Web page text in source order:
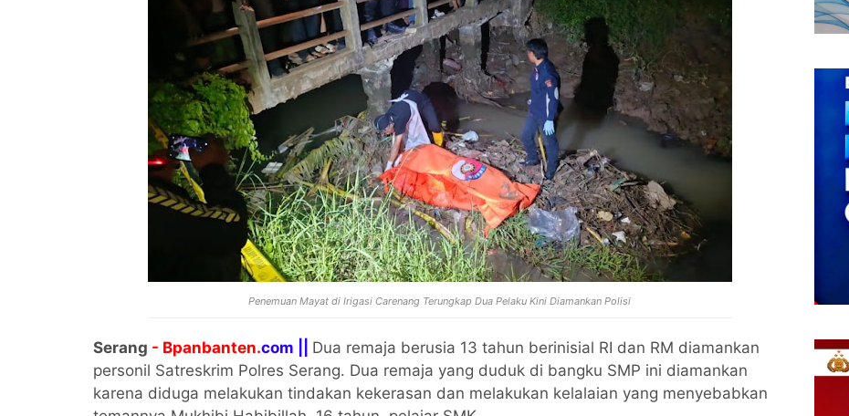
Penemuan Mayat di Irigasi Carenang Terungkap Dua Pelaku Kini Diamankan Polisi
Serang - Bpanbanten.com || Dua remaja berusia 13 tahun berinisial RI dan RM diamankan
personil Satreskrim Polres Serang. Dua remaja yang duduk di bangku SMP ini diamankan
karena diduga melakukan tindakan kekerasan dan melakukan kelalaian yang menyebabkan